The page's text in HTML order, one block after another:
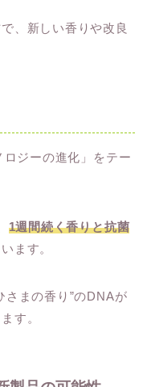
、新しい香りや改良
ジーの進化」をテー
1週間続く香りと抗菌
ます。
さまの香り”のDNAが
す。